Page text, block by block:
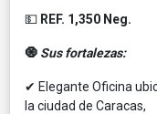
💵 REF. 1,350 Neg.
🧿 Sus fortalezas:
✔ Elegante Oficina
la ciudad de Caracas,